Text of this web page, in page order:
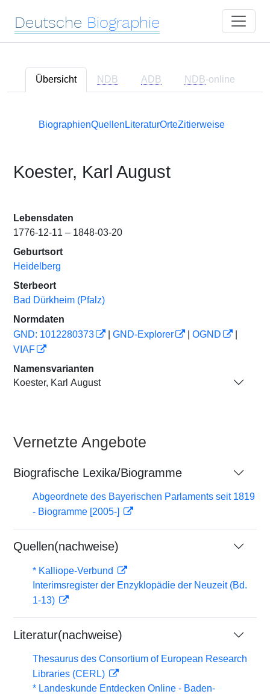
Deutsche Biographie
Übersicht NDB ADB NDB-online
BiographienQuellen LiteraturOrteZitierweise
Koester, Karl August
Lebensdaten
1776-12-11 – 1848-03-20
Geburtsort
Heidelberg
Sterbeort
Bad Dürkheim (Pfalz)
Normdaten
GND: 1012280373
GND-Explorer OGND
VIAF
Namensvarianten
Koester, Karl August
Vernetzte Angebote
Biografische Lexika/Biogramme
Abgeordnete des Bayerischen Parlaments seit 1819
- Biogramme [2005-]
Quellen(nachweise)
* Kalliope-Verbund
Interimsregister der Enzyklopädie der Neuzeit (Bd.
1-13)
Literatur(nachweise)
Thesaurus des Consortium of European Research
Libraries (CERL)
* Landeskunde Entdecken Online - Baden-